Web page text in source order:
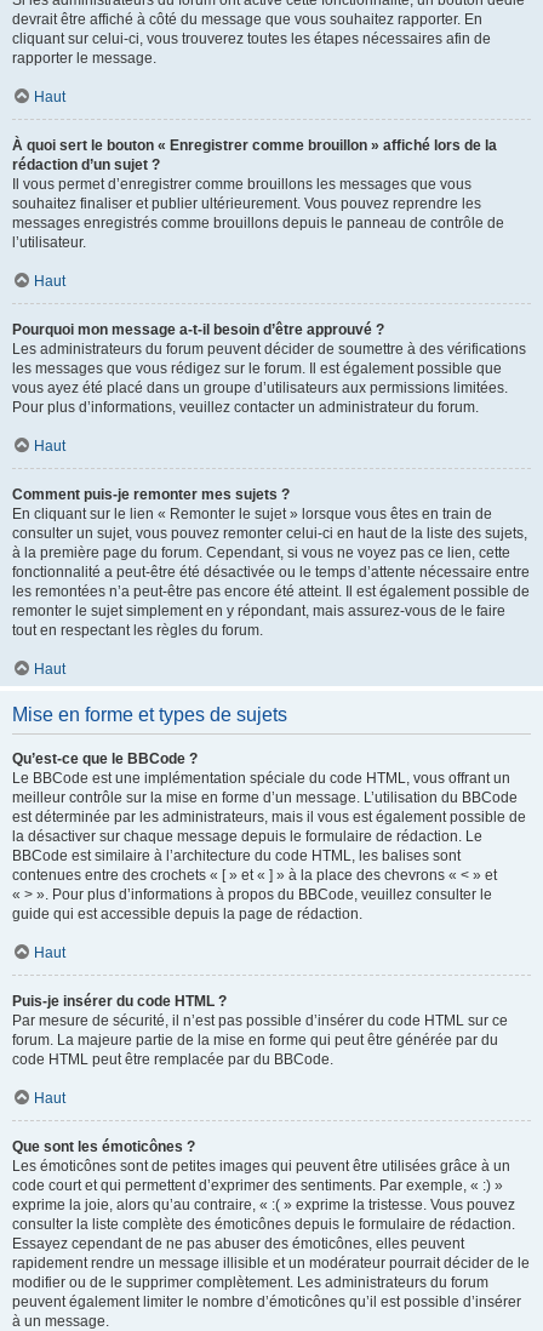
devrait être affiché à côté du message que vous souhaitez rapporter. En
cliquant sur celui-ci, vous trouverez toutes les étapes nécessaires afin de
rapporter le message.
Haut
À quoi sert le bouton « Enregistrer comme brouillon » affiché lors de la
rédaction d’un sujet ?
Il vous permet d’enregistrer comme brouillons les messages que vous
souhaitez finaliser et publier ultérieurement. Vous pouvez reprendre les
messages enregistrés comme brouillons depuis le panneau de contrôle de
l’utilisateur.
Haut
Pourquoi mon message a-t-il besoin d’être approuvé ?
Les administrateurs du forum peuvent décider de soumettre à des vérifications
les messages que vous rédigez sur le forum. Il est également possible que
vous ayez été placé dans un groupe d’utilisateurs aux permissions limitées.
Pour plus d’informations, veuillez contacter un administrateur du forum.
Haut
Comment puis-je remonter mes sujets ?
En cliquant sur le lien « Remonter le sujet » lorsque vous êtes en train de
consulter un sujet, vous pouvez remonter celui-ci en haut de la liste des sujets,
à la première page du forum. Cependant, si vous ne voyez pas ce lien, cette
fonctionnalité a peut-être été désactivée ou le temps d’attente nécessaire entre
les remontées n’a peut-être pas encore été atteint. Il est également possible de
remonter le sujet simplement en y répondant, mais assurez-vous de le faire
tout en respectant les règles du forum.
Haut
Mise en forme et types de sujets
Qu’est-ce que le BBCode ?
Le BBCode est une implémentation spéciale du code HTML, vous offrant un
meilleur contrôle sur la mise en forme d’un message. L’utilisation du BBCode
est déterminée par les administrateurs, mais il vous est également possible de
la désactiver sur chaque message depuis le formulaire de rédaction. Le
BBCode est similaire à l’architecture du code HTML, les balises sont
contenues entre des crochets « [ » et « ] » à la place des chevrons « < » et
« > ». Pour plus d’informations à propos du BBCode, veuillez consulter le
guide qui est accessible depuis la page de rédaction.
Haut
Puis-je insérer du code HTML ?
Par mesure de sécurité, il n’est pas possible d’insérer du code HTML sur ce
forum. La majeure partie de la mise en forme qui peut être générée par du
code HTML peut être remplacée par du BBCode.
Haut
Que sont les émoticônes ?
Les émoticônes sont de petites images qui peuvent être utilisées grâce à un
code court et qui permettent d’exprimer des sentiments. Par exemple, « :) »
exprime la joie, alors qu’au contraire, « :( » exprime la tristesse. Vous pouvez
consulter la liste complète des émoticônes depuis le formulaire de rédaction.
Essayez cependant de ne pas abuser des émoticônes, elles peuvent
rapidement rendre un message illisible et un modérateur pourrait décider de le
modifier ou de le supprimer complètement. Les administrateurs du forum
peuvent également limiter le nombre d’émoticônes qu’il est possible d’insérer
à un message.